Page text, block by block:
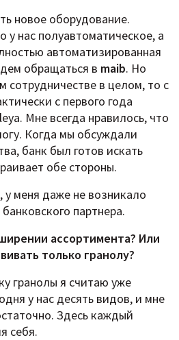
новое оборудование.
у нас полуавтоматическое, а
автоматизированная
обращаться в maib. Но
сотрудничестве в целом, то с
с первого года
Мне всегда нравилось, что
Когда мы обсуждали
банк был готов искать
обе стороны.
у меня даже не возникало
партнера.
ассортимента? Или
только гранолу?
гранолы я считаю уже
у нас десять видов, и мне
Здесь каждый
себя.